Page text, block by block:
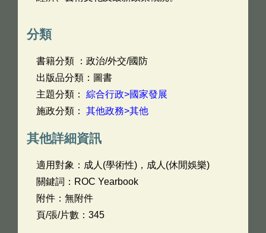
分類
書籍分類 ：政治/外交/國防
出版品分類：圖書
主題分類： 綜合行政>國家發展
施政分類： 其他政務>其他
其他詳細資訊
適用對象：成人(學術性)，成人(休閒娛樂)
關鍵詞：ROC Yearbook
附件：無附件
頁/張/片數：345